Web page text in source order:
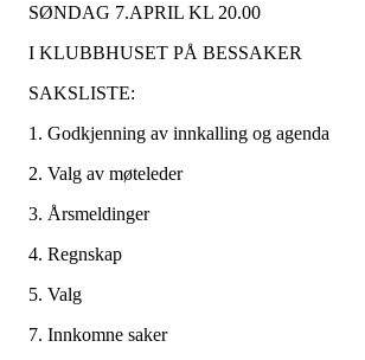
SØNDAG 7.APRIL KL 20.00
I KLUBBHUSET PÅ BESSAKER
SAKSLISTE:
1. Godkjenning av innkalling og agenda
2. Valg av møteleder
3. Årsmeldinger
4. Regnskap
5. Valg
7. Innkomne saker